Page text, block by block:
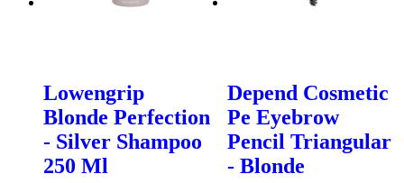
Lowengrip
Blonde Perfection
- Silver Shampoo
250 Ml
Depend Cosmetic
Pe Eyebrow
Pencil Triangular
- Blonde